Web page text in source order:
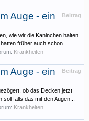
Beitrag
Auge - ein
wie wir die Kaninchen halten.
früher auch schon...
Krankheiten
Beitrag
Auge - ein
ob das Decken jetzt
falls das mit den Augen...
Krankheiten